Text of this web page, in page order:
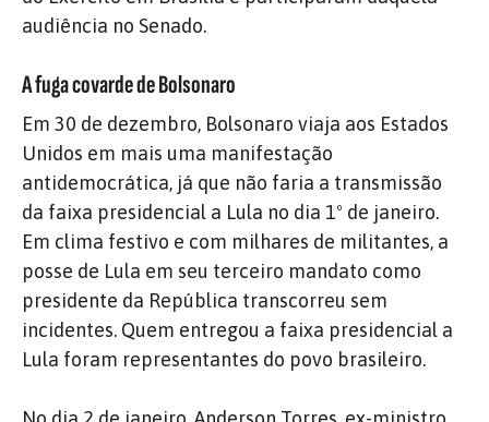
audiência no Senado.
A fuga covarde de Bolsonaro
Em 30 de dezembro, Bolsonaro viaja aos Estados
Unidos em mais uma manifestação
antidemocrática, já que não faria a transmissão
da faixa presidencial a Lula no dia 1º de janeiro.
Em clima festivo e com milhares de militantes, a
posse de Lula em seu terceiro mandato como
presidente da República transcorreu sem
incidentes. Quem entregou a faixa presidencial a
Lula foram representantes do povo brasileiro.